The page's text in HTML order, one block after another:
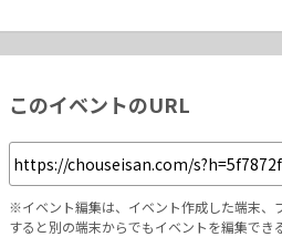
このイベントのURL
※イベント編集は、イベント作成した端末、
すると別の端末からでもイベントを編集でき